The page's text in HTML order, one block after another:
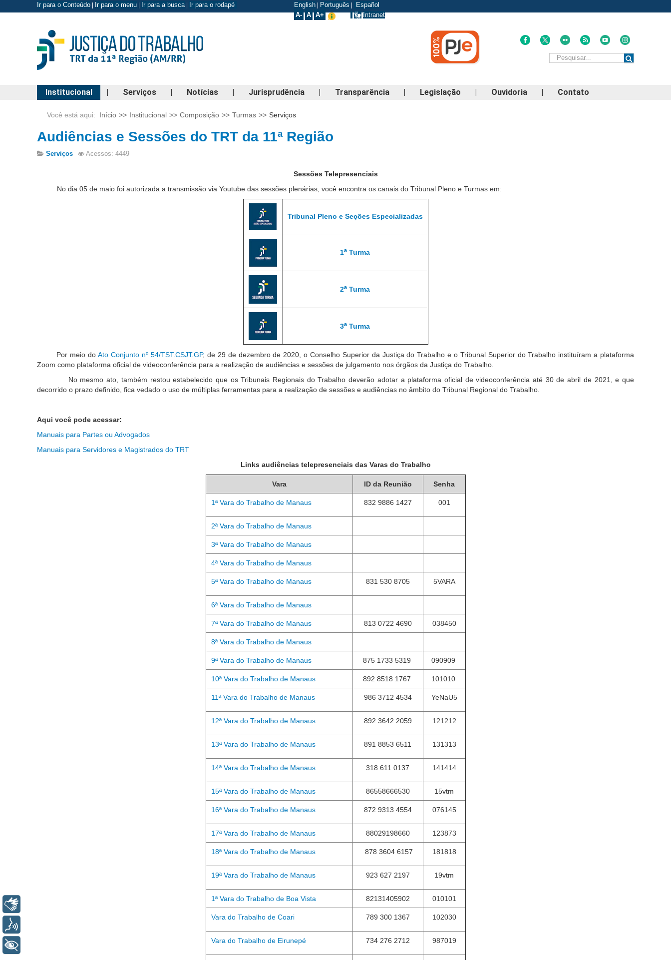
Ir para o Conteúdo Ir para o menu Ir para a busca| Ir para o rodapé English Português
Español
A- A A+ Intranet
Institucional | Serviços | Notícias | Jurisprudência | Transparência | Legislação | Ouvidoria | Contato
Você está aqui: Início >> Institucional >> Composição >> Turmas >> Serviços
Audiências e Sessões do TRT da 11ª Região
Serviços Acessos: 4449
Sessões Telepresenciais
No dia 05 de maio foi autorizada a transmissão via Youtube das sessões plenárias, você encontra os canais do Tribunal Pleno e Turmas em:
Tribunal Pleno e Seções Especializadas
1aTurma
2aTurma
3aTurma
Por meio doAto Conjunto nº 54/TST.CSJT.GP, de 29 de dezembro de 2020, o Conselho Superior da Justiça do Trabalho e o Tribunal Superior do Trabalho instituíram a plataforma
Zoom como plataforma oficial de videoconferência para a realização de audiências e sessões de julgamento nos órgãos da Justiça do Trabalho.
No mesmo ato, também restou estabelecido que os Tribunais Regionais do Trabalho deverão adotar a plataforma oficial de videoconferência até 30 de abril de 2021, e que
decorrido o prazo definido, fica vedado o uso de múltiplas ferramentas para a realização de sessões e audiências no âmbito do Tribunal Regional do Trabalho.
Aqui você pode acessar:
Manuais para Partes ou Advogados
Manuais para Servidores e Magistrados do TRT
Links audiências telepresenciais das Varas do Trabalho
Vara ID da Reunião Senha
1ª Vara do Trabalho de Manaus 832 9886 1427 001
2ª Vara do Trabalho de Manaus
3ª Vara do Trabalho de Manaus
4ª Vara do Trabalho de Manaus
5ª Vara do Trabalho de Manaus 831 530 8705 5VARA
6ª Vara do Trabalho de Manaus
7ª Vara do Trabalho de Manaus 813 0722 4690 038450
8ª Vara do Trabalho de Manaus
9ª Vara do Trabalho de Manaus 875 1733 5319 090909
10ª Vara do Trabalho de Manaus 892 8518 1767 101010
11ª Vara do Trabalho de Manaus 986 3712 4534 YeNaU5
12ª Vara do Trabalho de Manaus 892 3642 2059 121212
13ª Vara do Trabalho de Manaus 891 8853 6511 131313
14ª Vara do Trabalho de Manaus 318 611 0137 141414
15ª Vara do Trabalho de Manaus 86558666530 15vtm
16ª Vara do Trabalho de Manaus 872 9313 4554 076145
17ª Vara do Trabalho de Manaus 88029198660 123873
18ª Vara do Trabalho de Manaus 878 3604 6157 181818
19ª Vara do Trabalho de Manaus 923 627 2197 19vtm
1ª Vara do Trabalho de Boa Vista 82131405902 010101
Vara do Trabalho de Coari 789 300 1367 102030
Vara do Trabalho de Eirunepé 734 276 2712 987019